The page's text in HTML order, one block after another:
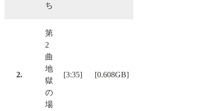
ち
2.
第
2
曲
地
獄
の
場
[3:35] [0.608GB]